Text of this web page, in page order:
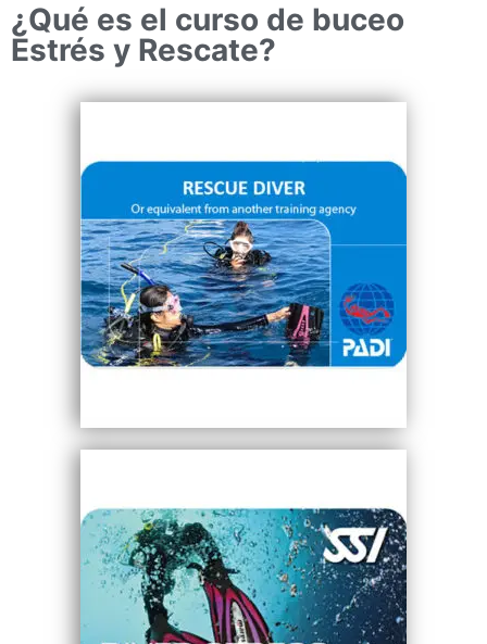
¿Qué es el curso de buceo
Estrés y Rescate?